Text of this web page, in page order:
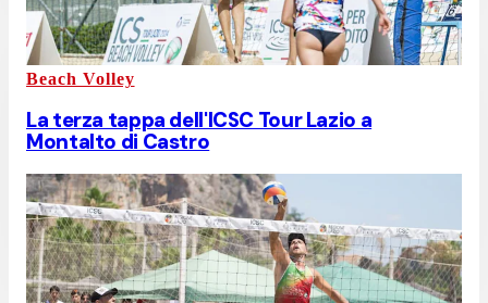
Beach Volley
La terza tappa dell'ICSC Tour Lazio a
Montalto di Castro